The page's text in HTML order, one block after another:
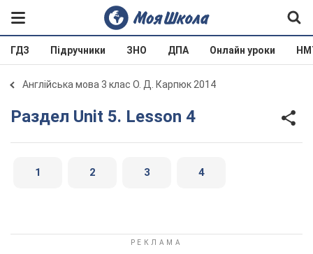
ГДЗ Підручники ЗНО ДПА Онлайн уроки
Англійська мова 3 клас О. Д. Карпюк 2014
Раздел Unit 5. Lesson 4
1 2 3 4